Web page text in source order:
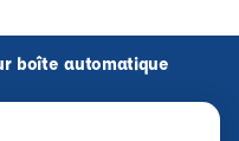
boîte automatique